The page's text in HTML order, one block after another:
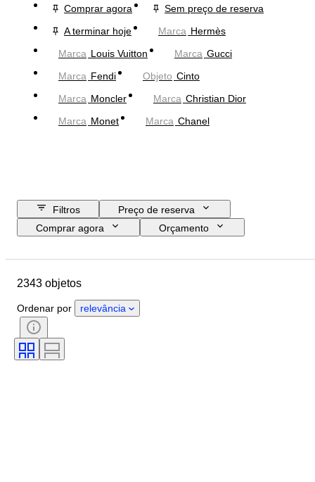
Comprar agora
Sem preço de reserva
A terminar hoje
Marca Hermès
Marca Louis Vuitton Marca Gucci
Marca Fendi Objeto Cinto
Marca Moncler Marca Christian Dior
Marca Monet Marca Chanel
Filtros
Preço de reserva
Comprar agora
Orçamento
País de origem
Estado
Pedra
Certificação
Estilo
Corte
2343 objetos
Ordenar por relevância